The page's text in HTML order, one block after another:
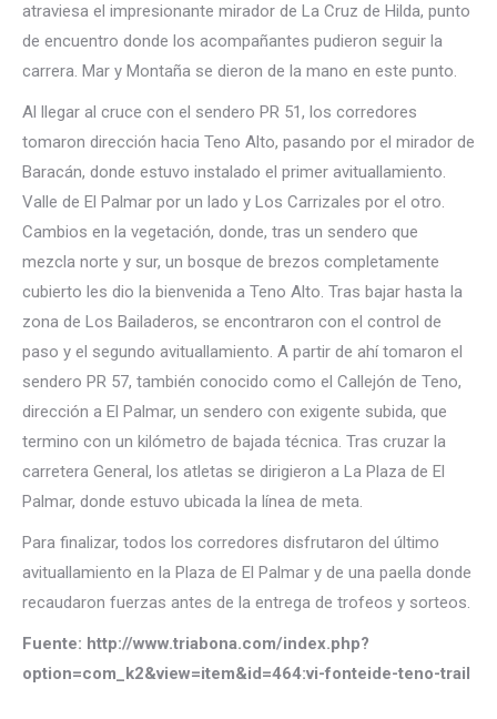
atraviesa el impresionante mirador de La Cruz de Hilda, punto
de encuentro donde los acompañantes pudieron seguir la
carrera. Mar y Montaña se dieron de la mano en este punto.
Al llegar al cruce con el sendero PR 51, los corredores
tomaron dirección hacia Teno Alto, pasando por el mirador de
Baracán, donde estuvo instalado el primer avituallamiento.
Valle de El Palmar por un lado y Los Carrizales por el otro.
Cambios en la vegetación, donde, tras un sendero que
mezcla norte y sur, un bosque de brezos completamente
cubierto les dio la bienvenida a Teno Alto. Tras bajar hasta la
zona de Los Bailaderos, se encontraron con el control de
paso y el segundo avituallamiento. A partir de ahí tomaron el
sendero PR 57, también conocido como el Callejón de Teno,
dirección a El Palmar, un sendero con exigente subida, que
termino con un kilómetro de bajada técnica. Tras cruzar la
carretera General, los atletas se dirigieron a La Plaza de El
Palmar, donde estuvo ubicada la línea de meta.
Para finalizar, todos los corredores disfrutaron del último
avituallamiento en la Plaza de El Palmar y de una paella donde
recaudaron fuerzas antes de la entrega de trofeos y sorteos.
Fuente: http://www.triabona.com/index.php?
option=com_k2&view=item&id=464:vi-fonteide-teno-trail